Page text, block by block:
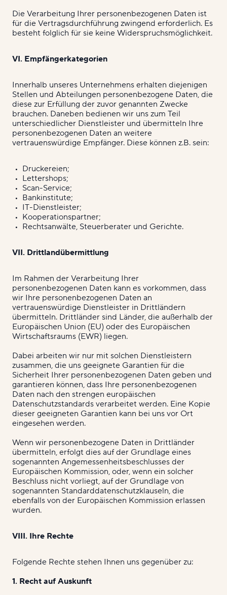
Die Verarbeitung Ihrer personenbezogenen Daten ist
für die Vertragsdurchführung zwingend erforderlich. Es
besteht folglich für sie keine Widerspruchsmöglichkeit.
VI. Empfängerkategorien
Innerhalb unseres Unternehmens erhalten diejenigen
Stellen und Abteilungen personenbezogene Daten, die
diese zur Erfüllung der zuvor genannten Zwecke
brauchen. Daneben bedienen wir uns zum Teil
unterschiedlicher Dienstleister und übermitteln Ihre
personenbezogenen Daten an weitere
vertrauenswürdige Empfänger. Diese können z.B. sein:
Druckereien;
Lettershops;
Scan-Service;
Bankinstitute;
IT-Dienstleister;
Kooperationspartner;
Rechtsanwälte, Steuerberater und Gerichte.
VII. Drittlandübermittlung
Im Rahmen der Verarbeitung Ihrer
personenbezogenen Daten kann es vorkommen, dass
wir Ihre personenbezogenen Daten an
vertrauenswürdige Dienstleister in Drittländern
übermitteln. Drittländer sind Länder, die außerhalb der
Europäischen Union (EU) oder des Europäischen
Wirtschaftsraums (EWR) liegen.
Dabei arbeiten wir nur mit solchen Dienstleistern
zusammen, die uns geeignete Garantien für die
Sicherheit Ihrer personenbezogenen Daten geben und
garantieren können, dass Ihre personenbezogenen
Daten nach den strengen europäischen
Datenschutzstandards verarbeitet werden. Eine Kopie
dieser geeigneten Garantien kann bei uns vor Ort
eingesehen werden.
Wenn wir personenbezogene Daten in Drittländer
übermitteln, erfolgt dies auf der Grundlage eines
sogenannten Angemessenheitsbeschlusses der
Europäischen Kommission, oder, wenn ein solcher
Beschluss nicht vorliegt, auf der Grundlage von
sogenannten Standarddatenschutzklauseln, die
ebenfalls von der Europäischen Kommission erlassen
wurden.
VIII. Ihre Rechte
Folgende Rechte stehen Ihnen uns gegenüber zu:
1. Recht auf Auskunft